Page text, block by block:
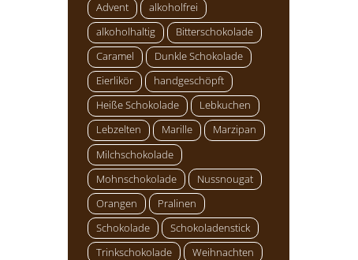
Advent
alkoholfrei
alkoholhaltig
Bitterschokolade
Caramel
Dunkle Schokolade
Eierlikör
handgeschöpft
Heiße Schokolade
Lebkuchen
Lebzelten
Marille
Marzipan
Milchschokolade
Mohnschokolade
Nussnougat
Orangen
Pralinen
Schokolade
Schokoladenstick
Trinkschokolade
Weihnachten